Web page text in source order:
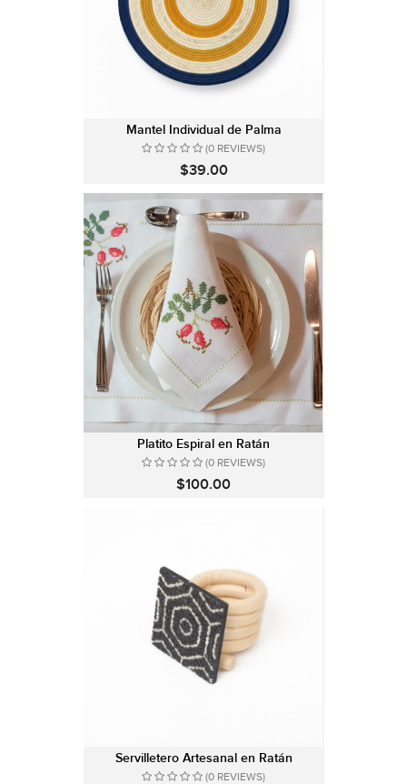
Mantel Individual de Palma
(0 REVIEWS)
$39.00
Platito Espiral en Ratán
(0 REVIEWS)
$100.00
Servilletero Artesanal en Ratán
(0 REVIEWS)